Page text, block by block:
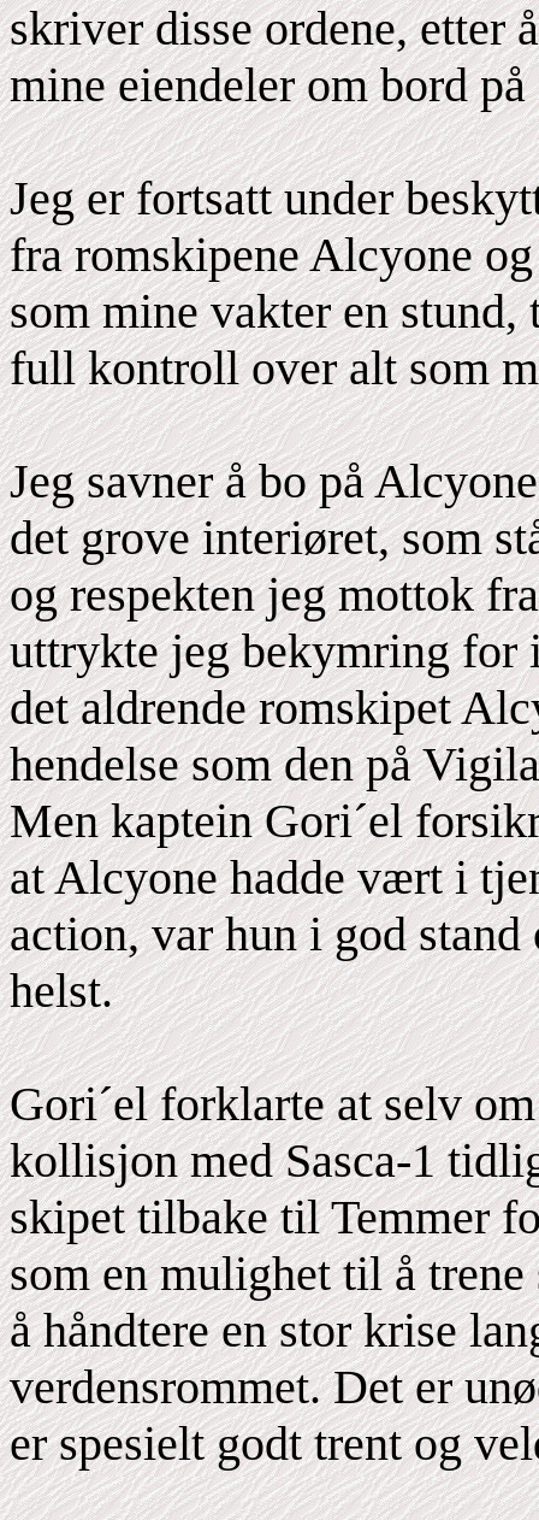
skriver disse ordene, etter
mine eiendeler om bord
Jeg er fortsatt under
fra romskipene Alcyone
som mine vakter en
full kontroll over alt som
Jeg savner å bo på
det grove interiøret, som
og respekten jeg mottok
uttrykte jeg bekymring for
det aldrende romskipet
hendelse som den på
Men kaptein Gori´el
at Alcyone hadde vært i
action, var hun i god
helst.
Gori´el forklarte at selv
kollisjon med Sasca-1
skipet tilbake til Temmer
som en mulighet til å
å håndtere en stor krise
verdensrommet. Det er
er spesielt godt trent og